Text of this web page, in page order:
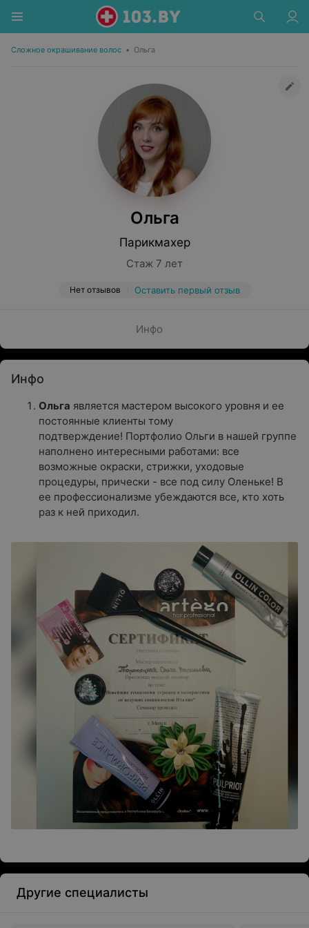
Сложное окрашивание волос • Ольга
Ольга
Парикмахер
Стаж 7 лет
Нет отзывов Оставить первый отзыв
Инфо
Инфо
Ольга является мастером высокого уровня и ее
постоянные клиенты тому
подтверждение! Портфолио Ольги в нашей группе
наполнено интересными работами: все
возможные окраски, стрижки, уходовые
процедуры, прически - все под силу Оленьке! В
ее профессионализме убеждаются все, кто хоть
раз к ней приходил.
Другие специалисты